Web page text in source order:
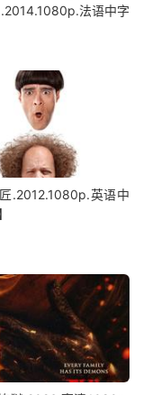
法语中字
.2012.1080p.英语中